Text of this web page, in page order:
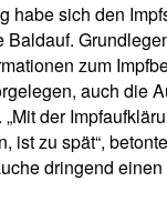
habe sich den
Baldauf.
zum
auch die
der
ist zu spät“,
dringend